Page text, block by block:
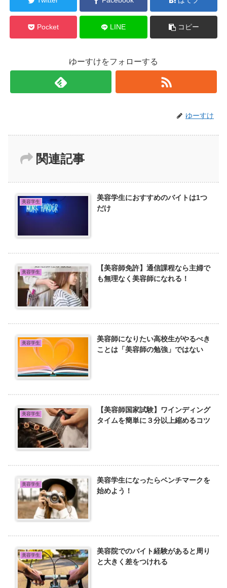
Pocket LINE コピー
ゆーすけをフォローする
ゆーすけ
関連記事
美容学生
美容学生におすすめのバイトは1つ
だけ
美容学生
【美容師免許】通信課程なら主婦で
も無理なく美容師になれる！
美容学生
美容師になりたい高校生がやるべき
ことは「美容師の勉強」ではない
美容学生
【美容師国家試験】ワインディング
タイムを簡単に３分以上縮めるコツ
美容学生
美容学生になったらベンチマークを
始めよう！
美容学生
美容院でのバイト経験があると周り
と大きく差をつけれる